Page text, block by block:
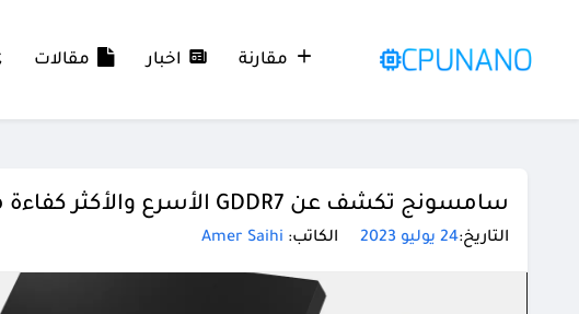
مقارنة اخبار مقالات
سامسونج تكشف عن GDDR7 الأسرع والأكثر كفاءة من GDDR6
التاريخ:24 يوليو 2023 الكاتب: Amer Saihi